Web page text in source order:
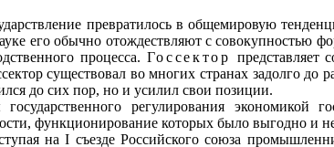
превратилось в общемировую
его обычно отождествляют с совокупно­стью
процесса. Госсектор представляет
существовал во многих странах задолго
до сих пор, но и усилил свои позиции.
регулирования
функционирование которых было выгодно и
наI съезде Российского союза